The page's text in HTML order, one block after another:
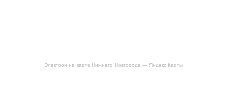
Электрон на карте Нижнего Новгорода — Яндекс Карты